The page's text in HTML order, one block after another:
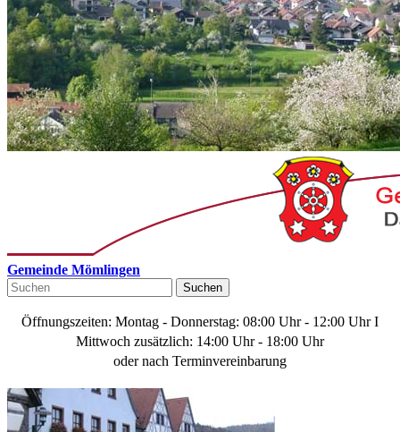
Gemeinde Mömlingen
Suchen
Öffnungszeiten: Montag - Donnerstag: 08:00 Uhr - 12:00 Uhr I
Mittwoch zusätzlich: 14:00 Uhr - 18:00 Uhr
oder nach Terminvereinbarung